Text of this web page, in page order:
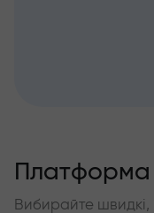
Платформа
Вибирайте швидкі,